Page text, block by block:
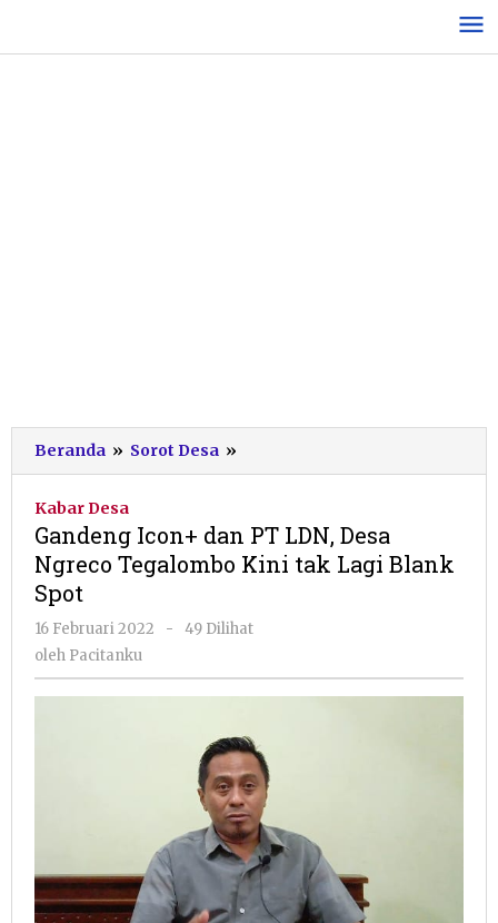
konten
Beranda » Sorot Desa »
Icon+
LDN,
Desa
Kini
Lagi
Kabar Desa
Gandeng Icon+ dan PT LDN, Desa
Ngreco Tegalombo Kini tak Lagi Blank
Spot
16 Februari 2022
oleh
-
49 Dilihat
oleh Pacitanku